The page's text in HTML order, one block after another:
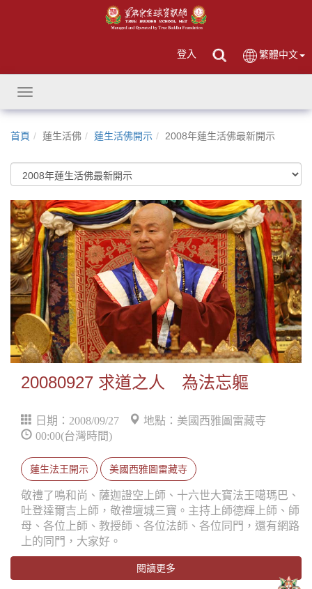
登入 繁體中文
Toggle
navigation
首頁 蓮生活佛 蓮生活佛開示 2008年蓮生活佛最新開示
20080927 求道之人 為法忘軀
日期：2008/09/27
地點：美國西雅圖雷藏寺
00:00(台灣時間)
蓮生法王開示 美國西雅圖雷藏寺
敬禮了鳴和尚、薩迦證空上師、十六世大寶法王噶瑪巴、
吐登達爾吉上師，敬禮壇城三寶。主持上師德輝上師、師
母、各位上師、教授師、各位法師、各位同門，還有網路
上的同門，大家好。
閱讀更多